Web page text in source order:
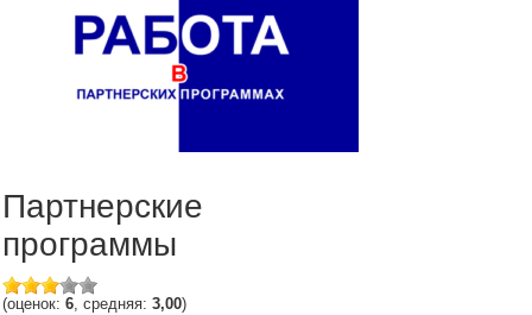
Партнерские
программы
(оценок:6, средняя:3,00)